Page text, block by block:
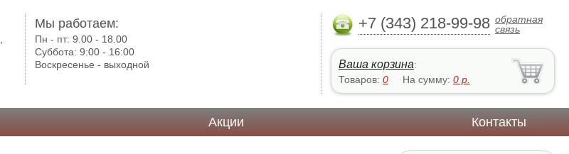
Мы работаем:
Пн - пт:9.00 - 18.00
Суббота:9:00 - 16:00
Воскресенье - выходной
+7 (343) 218-99-98 обратная
связь
Ваша корзина:
Товаров: 0 На сумму: 0 р.
Акции Контакты